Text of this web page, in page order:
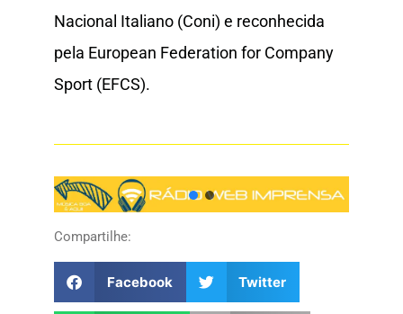
Nacional Italiano (Coni) e reconhecida
pela European Federation for Company
Sport (EFCS).
Compartilhe:
Facebook Twitter